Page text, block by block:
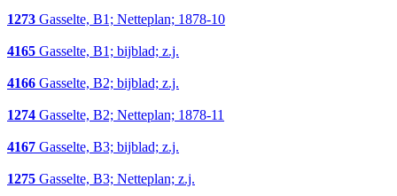
1273 Gasselte, B1; Netteplan; 1878-10
4165 Gasselte, B1; bijblad; z.j.
4166 Gasselte, B2; bijblad; z.j.
1274 Gasselte, B2; Netteplan; 1878-11
4167 Gasselte, B3; bijblad; z.j.
1275 Gasselte, B3; Netteplan; z.j.